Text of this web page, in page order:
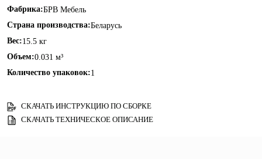
Фабрика:БРВ Мебель
Страна производства:Беларусь
Вес:15.5 кг
Объем:0.031 м³
Количество упаковок:1
СКАЧАТЬ ИНСТРУКЦИЮ ПО СБОРКЕ
СКАЧАТЬ ТЕХНИЧЕСКОЕ ОПИСАНИЕ